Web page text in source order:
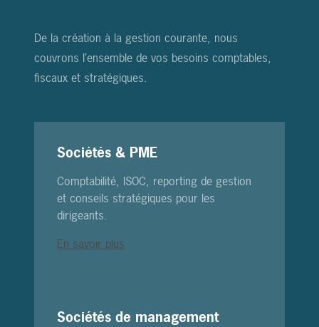
De la création à la gestion courante, nous
couvrons l’ensemble de vos besoins comptables,
fiscaux et stratégiques.
Sociétés & PME
Comptabilité, ISOC, reporting de gestion
et conseils stratégiques pour les
dirigeants.
En savoir plus
Sociétés de management